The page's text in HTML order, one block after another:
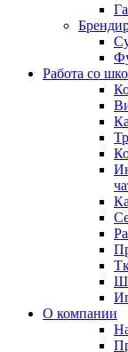
Работа со
О компании